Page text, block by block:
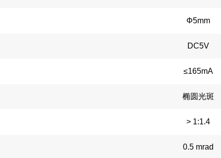
Φ5mm
DC5V
≤165mA
椭圆光斑
> 1:1.4
0.5 mrad